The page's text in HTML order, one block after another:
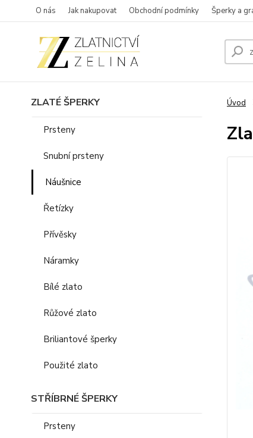
O nás Jak nakupovat Obchodní podmínky Šperky a
ZLATÉ ŠPERKY
Prsteny
Snubní prsteny
Náušnice
Řetízky
Přívěsky
Náramky
Bílé zlato
Růžové zlato
Briliantové šperky
Použité zlato
STŘÍBRNÉ ŠPERKY
Prsteny
Úvod